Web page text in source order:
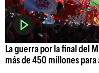
La guerra por la final del
más de 450 millones para